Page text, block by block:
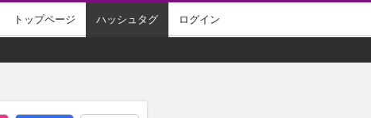
トップページ ハッシュタグ ログイン